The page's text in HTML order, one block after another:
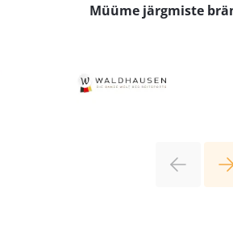
Müüme järgmiste